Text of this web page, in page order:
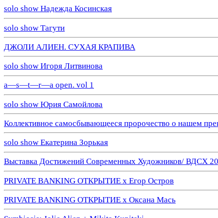
solo show Надежда Косинская
solo show Тагути
ДЖОЛИ АЛИЕН. СУХАЯ КРАПИВА
solo show Игоря Литвинова
a—s—t—r—a open. vol 1
solo show Юрия Самойлова
Коллективное самосбывающееся пророчество о нашем
solo show Екатерина Зорькая
Выставка Достижений Современных Художников/ ВДСХ
PRIVATE BANKING ОТКРЫТИЕ х Егор Остров
PRIVATE BANKING ОТКРЫТИЕ х Оксана Мась